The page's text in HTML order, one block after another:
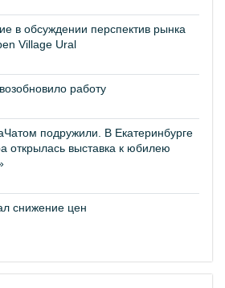
в обсуждении перспектив рынка
Village Ural
работу
подружили. В Екатеринбурге
открылась выставка к юбилею
снижение цен